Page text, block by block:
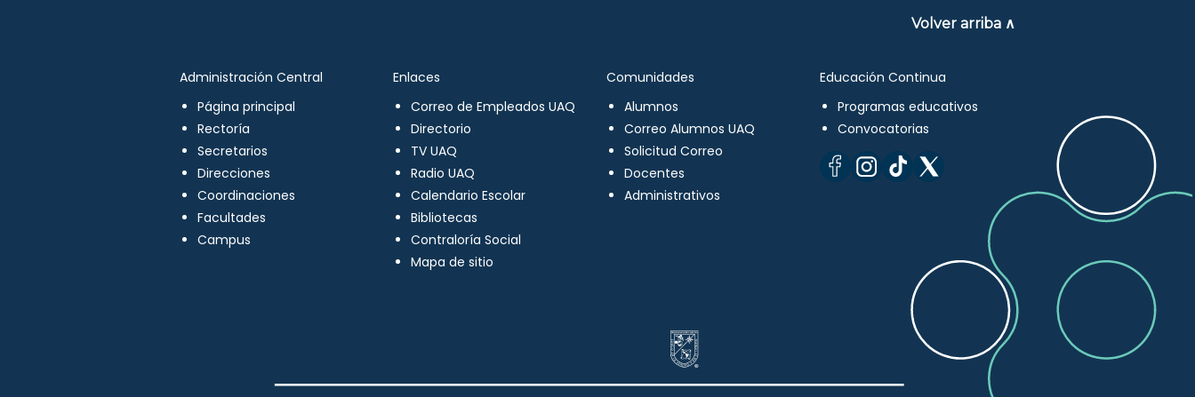
Volver arriba ∧
Administración Central
Página principal
Rectoría
Secretarios
Direcciones
Coordinaciones
Facultades
Campus
Enlaces
Correo de Empleados UAQ
Directorio
TV UAQ
Radio UAQ
Calendario Escolar
Bibliotecas
Contraloría Social
Mapa de sitio
Comunidades
Alumnos
Correo Alumnos UAQ
Solicitud Correo
Docentes
Administrativos
Educación Continua
Programas educativos
Convocatorias